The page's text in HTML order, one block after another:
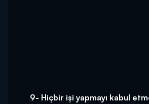
9- Hiçbir işi yapmayı kabul